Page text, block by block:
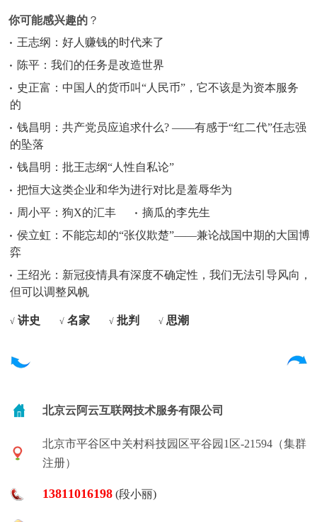
你可能感兴趣的 ？
王志纲：好人赚钱的时代来了
陈平：我们的任务是改造世界
史正富：中国人的货币叫“人民币”，它不该是为资本服务
的
钱昌明：共产党员应追求什么? ——有感于“红二代”任志强
的坠落
钱昌明：批王志纲“人性自私论”
把恒大这类企业和华为进行对比是羞辱华为
周小平：狗X的汇丰
摘瓜的李先生
侯立虹：不能忘却的“张仪欺楚”——兼论战国中期的大国博
弈
王绍光：新冠疫情具有深度不确定性，我们无法引导风向，
但可以调整风帆
√ 讲史 √ 名家 √ 批判 √ 思潮
北京云阿云互联网技术服务有限公司
北京市平谷区中关村科技园区平谷园1区-21594（集群
注册）
13811016198 (段小丽)